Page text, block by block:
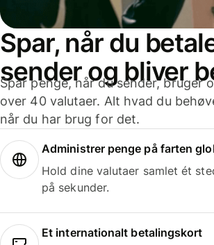
Spar, når du
sender og bliver
Spar penge, når du sender, bruger
over 40 valutaer. Alt hvad du
når du har brug for det.
Administrer penge på farten
Hold dine valutaer samlet ét
på sekunder.
Et internationalt betalingskort